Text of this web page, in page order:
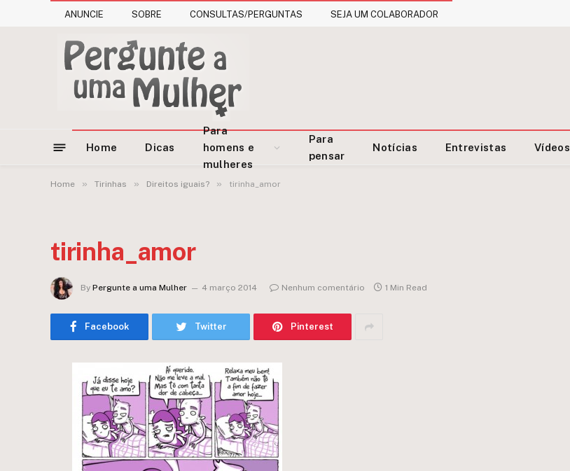
ANUNCIE SOBRE CONSULTAS/PERGUNTAS SEJA UM COLABORADOR
Home Dicas
Para
homens e
mulheres
Para
pensar
Notícias Entrevistas Vídeos
Home » Tirinhas » Direitos iguais? » tirinha_amor
tirinha_amor
By Pergunte a uma Mulher 4 março 2014 Nenhum comentário 1 Min Read
Facebook Twitter Pinterest